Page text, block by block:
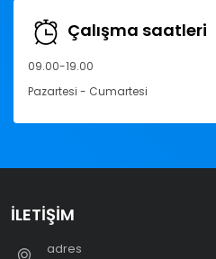
Çalışma saatleri
09.00-19.00
Pazartesi - Cumartesi
İLETIŞIM
adres